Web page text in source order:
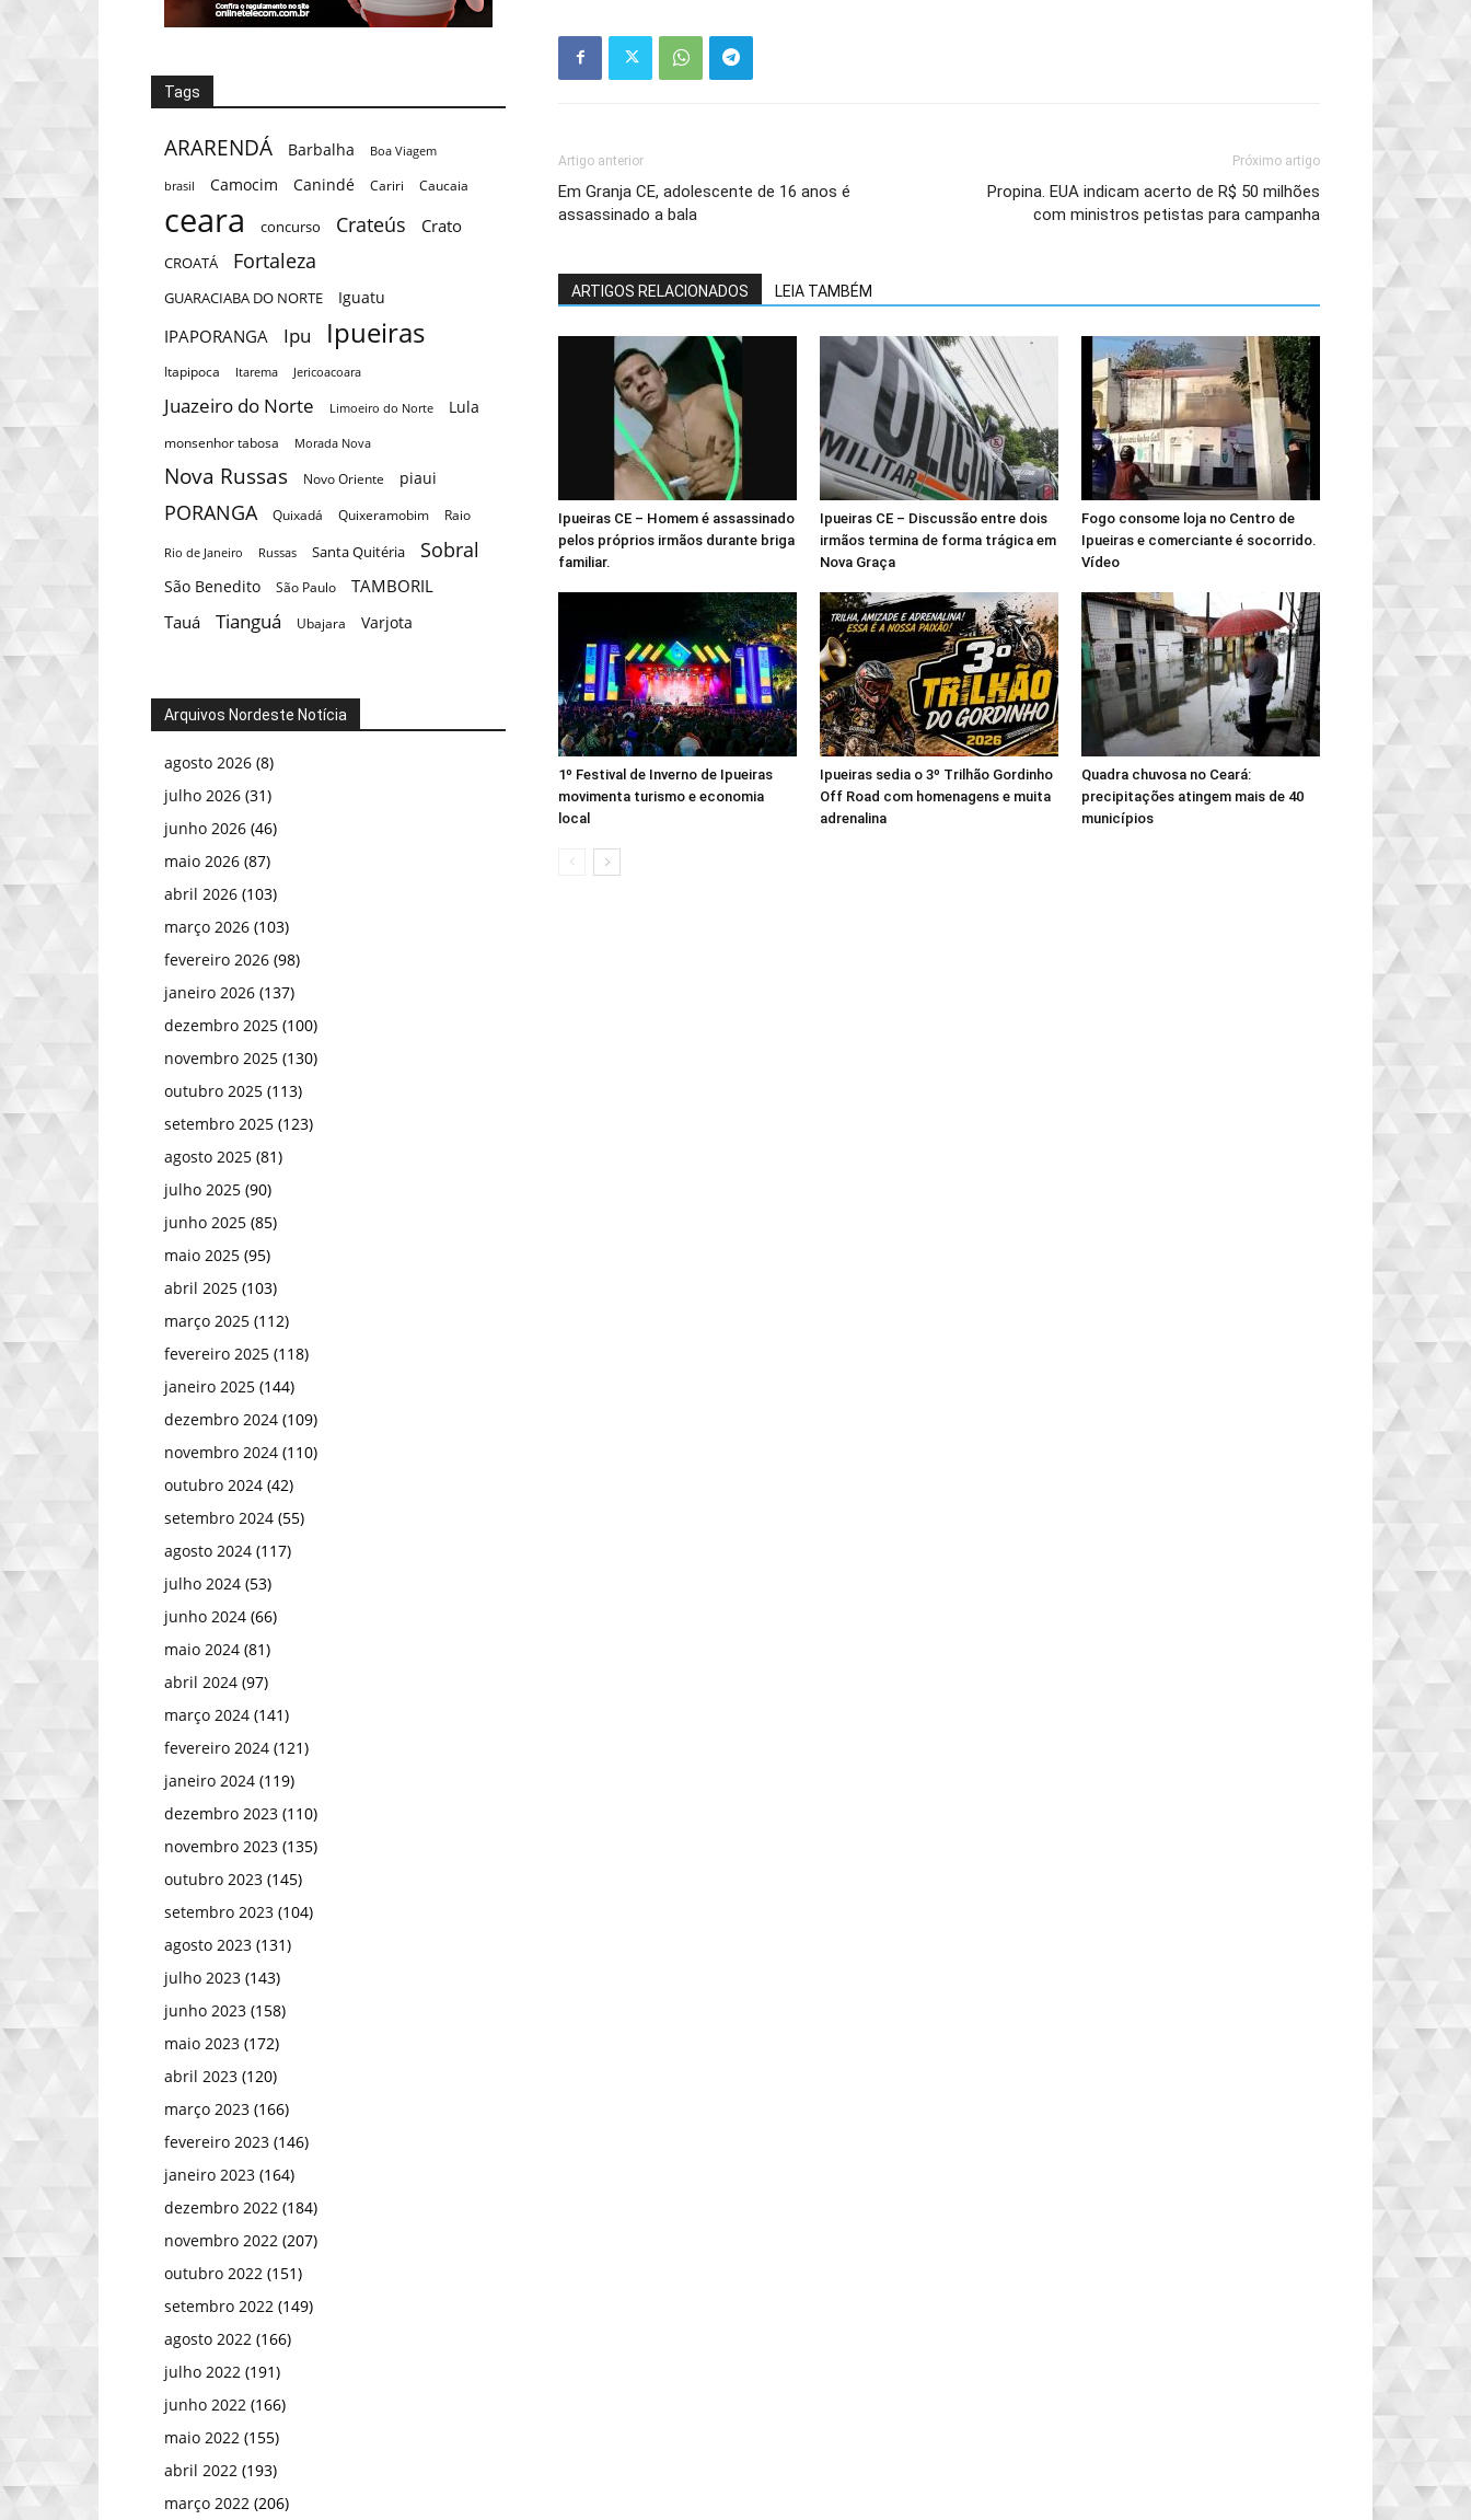
Artigo anterior
Em Granja CE, adolescente de 16 anos é
assassinado a bala
Próximo artigo
Propina. EUA indicam acerto de R$ 50 milhões
com ministros petistas para campanha
ARTIGOS RELACIONADOS LEIA TAMBÉM
Ipueiras CE – Homem é assassinado
pelos próprios irmãos durante briga
familiar.
Ipueiras CE – Discussão entre dois
irmãos termina de forma trágica em
Nova Graça
Fogo consome loja no Centro de
Ipueiras e comerciante é socorrido.
Vídeo
1º Festival de Inverno de Ipueiras
movimenta turismo e economia
local
Ipueiras sedia o 3º Trilhão Gordinho
Off Road com homenagens e muita
adrenalina
Quadra chuvosa no Ceará:
precipitações atingem mais de 40
municípios
Tags
ARARENDÁ Barbalha Boa Viagem
brasil Camocim Canindé Cariri Caucaia
ceara concurso Crateús Crato
CROATÁ Fortaleza
GUARACIABA DO NORTE Iguatu
IPAPORANGA Ipu Ipueiras
Itapipoca Itarema Jericoacoara
Juazeiro do Norte Limoeiro do Norte Lula
monsenhor tabosa Morada Nova
Nova Russas Novo Oriente piaui
PORANGA Quixadá Quixeramobim Raio
Rio de Janeiro Russas Santa Quitéria Sobral
São Benedito São Paulo
TAMBORIL
Tauá
Tianguá Ubajara Varjota
Arquivos Nordeste Notícia
agosto 2026 (8)
julho 2026 (31)
junho 2026 (46)
maio 2026 (87)
abril 2026 (103)
março 2026 (103)
fevereiro 2026 (98)
janeiro 2026 (137)
dezembro 2025 (100)
novembro 2025 (130)
outubro 2025 (113)
setembro 2025 (123)
agosto 2025 (81)
julho 2025 (90)
junho 2025 (85)
maio 2025 (95)
abril 2025 (103)
março 2025 (112)
fevereiro 2025 (118)
janeiro 2025 (144)
dezembro 2024 (109)
novembro 2024 (110)
outubro 2024 (42)
setembro 2024 (55)
agosto 2024 (117)
julho 2024 (53)
junho 2024 (66)
maio 2024 (81)
abril 2024 (97)
março 2024 (141)
fevereiro 2024 (121)
janeiro 2024 (119)
dezembro 2023 (110)
novembro 2023 (135)
outubro 2023 (145)
setembro 2023 (104)
agosto 2023 (131)
julho 2023 (143)
junho 2023 (158)
maio 2023 (172)
abril 2023 (120)
março 2023 (166)
fevereiro 2023 (146)
janeiro 2023 (164)
dezembro 2022 (184)
novembro 2022 (207)
outubro 2022 (151)
setembro 2022 (149)
agosto 2022 (166)
julho 2022 (191)
junho 2022 (166)
maio 2022 (155)
abril 2022 (193)
março 2022 (206)